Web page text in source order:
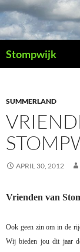
Ga
naar
de
inhoud
Stompwijk
SUMMERLAND
APRIL 30, 2012
Vrienden van
Ook geen zin om in de
Wij bieden jou dit jaar